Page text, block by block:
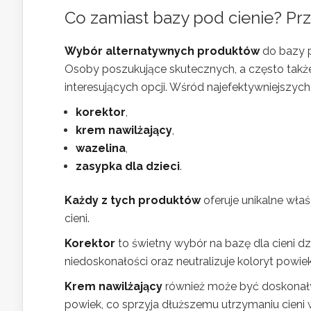
Co zamiast bazy pod cienie?
Wybór alternatywnych produktówdo bazy
Osoby poszukujące skutecznych, a często
interesujących opcji. Wśród
korektor,
krem nawilżający,
wazelina,
zasypka dla dzieci.
Każdy z tych produktówoferuje unikalne
cieni.
Korektor to świetny wybór na bazę dla cieni
niedoskonałości oraz neutralizuje koloryt
Krem nawilżający również może być
powiek, co sprzyja dłuższemu utrzymaniu